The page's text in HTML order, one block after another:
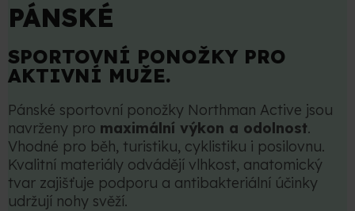
PÁNSKÉ
SPORTOVNÍ PONOŽKY PRO
AKTIVNÍ MUŽE.
Pánské sportovní ponožky Northman Active jsou
navrženy pro maximální výkon a odolnost.
Vhodné pro běh, turistiku, cyklistiku i posilovnu.
Kvalitní materiály odvádějí vlhkost, anatomický
tvar zajišťuje podporu a antibakteriální účinky
udržují nohy svěží.